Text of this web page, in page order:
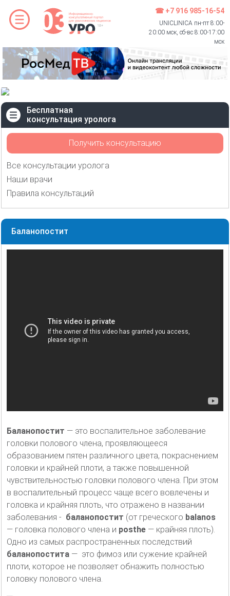
☎ +7 916 985-16-54
UNICLINICA пн-пт 8:00-
20:00 мск, сб-вс 8:00-17:00
мск
Бесплатная
консультация уролога
Получить консультацию
Все консультации уролога
Наши врачи
Правила консультаций
Баланопостит
Баланопостит — это воспалительное заболевание
головки полового члена, проявляющееся
образованием пятен различного цвета, покраснением
головки и крайней плоти, а также повышенной
чувствительностью головки полового члена. При этом
в воспалительный процесс чаще всего вовлечены и
головка и крайняя плоть, что отражено в названии
заболевания - баланопостит (от греческого balanos
— головка полового члена и posthe — крайняя плоть).
Одно из самых распространенных последствий
баланопостита — это фимоз или сужение крайней
плоти, которое не позволяет обнажить полностью
головку полового члена.